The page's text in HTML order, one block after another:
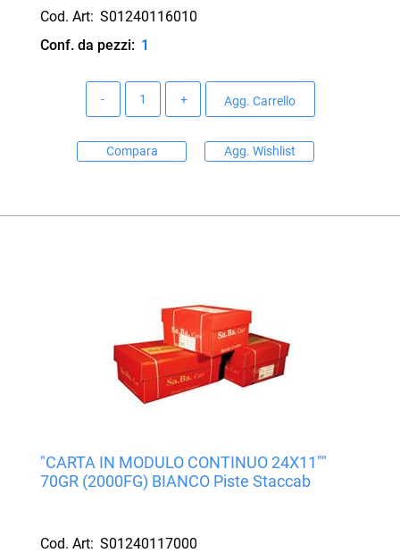
Cod. Art: S01240116010
Conf. da pezzi: 1
Agg. Carrello
Compara Agg. Wishlist
"CARTA IN MODULO CONTINUO 24X11""
70GR (2000FG) BIANCO Piste Staccab
Cod. Art: S01240117000